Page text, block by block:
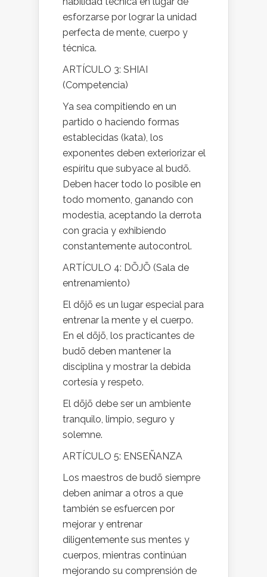
esforzarse por lograr la unidad
perfecta de mente, cuerpo y
técnica.
ARTÍCULO 3: SHIAI
(Competencia)
Ya sea compitiendo en un
partido o haciendo formas
establecidas (kata), los
exponentes deben exteriorizar el
espíritu que subyace al budō.
Deben hacer todo lo posible en
todo momento, ganando con
modestia, aceptando la derrota
con gracia y exhibiendo
constantemente autocontrol.
ARTÍCULO 4: DŌJŌ (Sala de
entrenamiento)
El dōjō es un lugar especial para
entrenar la mente y el cuerpo.
En el dōjō, los practicantes de
budō deben mantener la
disciplina y mostrar la debida
cortesía y respeto.
El dōjō debe ser un ambiente
tranquilo, limpio, seguro y
solemne.
ARTÍCULO 5: ENSEÑANZA
Los maestros de budō siempre
deben animar a otros a que
también se esfuercen por
mejorar y entrenar
diligentemente sus mentes y
cuerpos, mientras continúan
mejorando su comprensión de